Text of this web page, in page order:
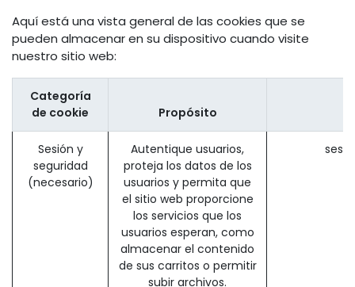
Aquí está una vista general de las cookies que se
pueden almacenar en su dispositivo cuando visite
nuestro sitio web:
Categoría
de cookie
Propósito
Sesión y
seguridad
(necesario)
Autentique usuarios,
proteja los datos de los
usuarios y permita que
el sitio web proporcione
los servicios que los
usuarios esperan, como
almacenar el contenido
de sus carritos o permitir
subir archivos.